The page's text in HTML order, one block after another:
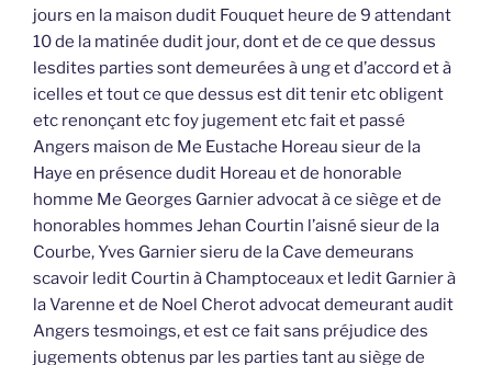
jours en la maison dudit Fouquet heure de 9 attendant
10 de la matinée dudit jour, dont et de ce que dessus
lesdites parties sont demeurées à ung et d’accord et à
icelles et tout ce que dessus est dit tenir etc obligent
etc renonçant etc foy jugement etc fait et passé
Angers maison de Me Eustache Horeau sieur de la
Haye en présence dudit Horeau et de honorable
homme Me Georges Garnier advocat à ce siège et de
honorables hommes Jehan Courtin l’aisné sieur de la
Courbe, Yves Garnier sieru de la Cave demeurans
scavoir ledit Courtin à Champtoceaux et ledit Garnier à
la Varenne et de Noel Cherot advocat demeurant audit
Angers tesmoings, et est ce fait sans préjudice des
jugements obtenus par les parties tant au siège de